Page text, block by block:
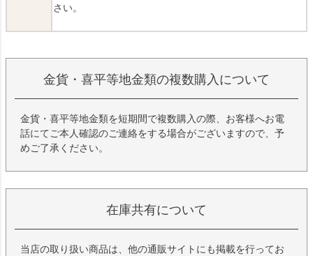
さい。
金貨・喜平等地金類の複数購入について
金貨・喜平等地金類を短期間で複数購入の際、お客様へお電
話にてご本人確認のご連絡をする場合がございますので、予
めご了承ください。
在庫共有について
当店の取り扱い商品は、他の通販サイトにも掲載を行ってお